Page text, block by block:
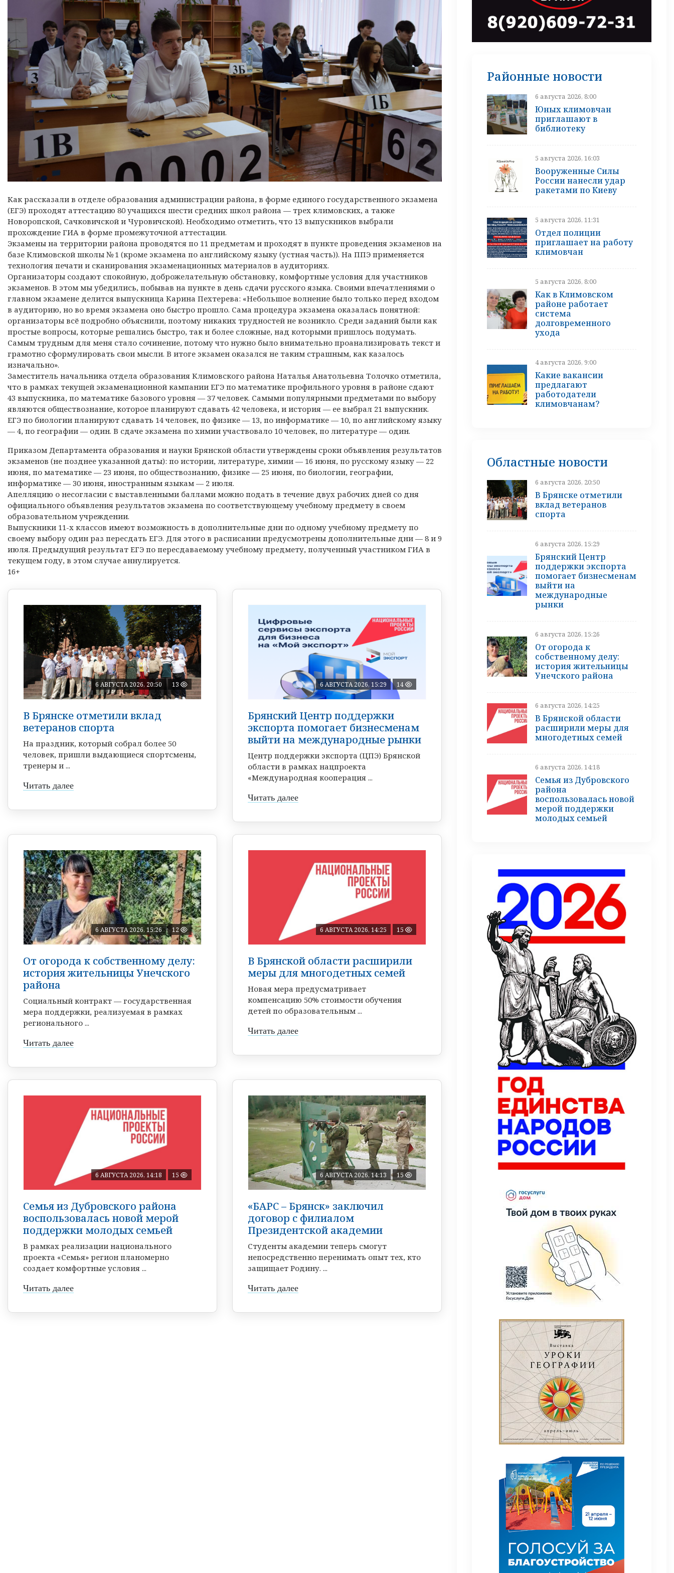
Как рассказали в отделе образования администрации района, в форме единого государственного экзамена
(ЕГЭ) проходят аттестацию 80 учащихся шести средних школ района — трех климовских, а также
Новоропской, Сачковичской и Чуровичской). Необходимо отметить, что 13 выпускников выбрали
прохождение ГИА в форме промежуточной аттестации.
Экзамены на территории района проводятся по 11 предметам и проходят в пункте проведения экзаменов на
базе Климовской школы № 1 (кроме экзамена по английскому языку (устная часть)). На ППЭ применяется
технология печати и сканирования экзаменационных материалов в аудиториях.
Организаторы создают спокойную, доброжелательную обстановку, комфортные условия для участников
экзаменов. В этом мы убедились, побывав на пункте в день сдачи русского языка. Своими впечатлениями о
главном экзамене делится выпускница Карина Пехтерева: «Небольшое волнение было только перед входом
в аудиторию, но во время экзамена оно быстро прошло. Сама процедура экзамена оказалась понятной:
организаторы всё подробно объяснили, поэтому никаких трудностей не возникло. Среди заданий были как
простые вопросы, которые решались быстро, так и более сложные, над которыми пришлось подумать.
Самым трудным для меня стало сочинение, потому что нужно было внимательно проанализировать текст и
грамотно сформулировать свои мысли. В итоге экзамен оказался не таким страшным, как казалось
изначально».
Заместитель начальника отдела образования Климовского района Наталья Анатольевна Толочко отметила,
что в рамках текущей экзаменационной кампании ЕГЭ по математике профильного уровня в районе сдают
43 выпускника, по математике базового уровня — 37 человек. Самыми популярными предметами по выбору
являются обществознание, которое планируют сдавать 42 человека, и история — ее выбрал 21 выпускник.
ЕГЭ по биологии планируют сдавать 14 человек, по физике — 13, по информатике — 10, по английскому языку
— 4, по географии — один. В сдаче экзамена по химии участвовало 10 человек, по литературе — один.
Приказом Департамента образования и науки Брянской области утверждены сроки объявления результатов
экзаменов (не позднее указанной даты): по истории, литературе, химии — 16 июня, по русскому языку — 22
июня, по математике — 23 июня, по обществознанию, физике — 25 июня, по биологии, географии,
информатике — 30 июня, иностранным языкам — 2 июля.
Апелляцию о несогласии с выставленными баллами можно подать в течение двух рабочих дней со дня
официального объявления результатов экзамена по соответствующему учебному предмету в своем
образовательном учреждении.
Выпускники 11-х классов имеют возможность в дополнительные дни по одному учебному предмету по
своему выбору один раз пересдать ЕГЭ. Для этого в расписании предусмотрены дополнительные дни — 8 и 9
июля. Предыдущий результат ЕГЭ по пересдаваемому учебному предмету, полученный участником ГИА в
текущем году, в этом случае аннулируется.
16+
6 АВГУСТА 2026, 20:50 13
В Брянске отметили вклад
ветеранов спорта
На праздник, который собрал более 50
человек, пришли выдающиеся спортсмены,
тренеры и ...
Читать далее
6 АВГУСТА 2026, 15:29 14
Брянский Центр поддержки
экспорта помогает бизнесменам
выйти на международные рынки
Центр поддержки экспорта (ЦПЭ) Брянской
области в рамках нацпроекта
«Международная кооперация ...
Читать далее
6 АВГУСТА 2026, 15:26 12
От огорода к собственному делу:
история жительницы Унечского
района
Социальный контракт — государственная
мера поддержки, реализуемая в рамках
регионального ...
Читать далее
6 АВГУСТА 2026, 14:25 15
В Брянской области расширили
меры для многодетных семей
Новая мера предусматривает
компенсацию 50% стоимости обучения
детей по образовательным ...
Читать далее
6 АВГУСТА 2026, 14:18 15
Семья из Дубровского района
воспользовалась новой мерой
поддержки молодых семьей
В рамках реализации национального
проекта «Семья» регион планомерно
создает комфортные условия ...
Читать далее
6 АВГУСТА 2026, 14:13 15
«БАРС – Брянск» заключил
договор с филиалом
Президентской академии
Студенты академии теперь смогут
непосредственно перенимать опыт тех, кто
защищает Родину. ...
Читать далее
Районные новости
6 августа 2026, 8:00
Юных климовчан
приглашают в
библиотеку
5 августа 2026, 16:03
Вооруженные Силы
России нанесли удар
ракетами по Киеву
5 августа 2026, 11:31
Отдел полиции
приглашает на работу
климовчан
5 августа 2026, 8:00
Как в Климовском
районе работает
система
долговременного
ухода
4 августа 2026, 9:00
Какие вакансии
предлагают
работодатели
климовчанам?
Областные новости
6 августа 2026, 20:50
В Брянске отметили
вклад ветеранов
спорта
6 августа 2026, 15:29
Брянский Центр
поддержки экспорта
помогает бизнесменам
выйти на
международные
рынки
6 августа 2026, 15:26
От огорода к
собственному делу:
история жительницы
Унечского района
6 августа 2026, 14:25
В Брянской области
расширили меры для
многодетных семей
6 августа 2026, 14:18
Семья из Дубровского
района
воспользовалась новой
мерой поддержки
молодых семьей